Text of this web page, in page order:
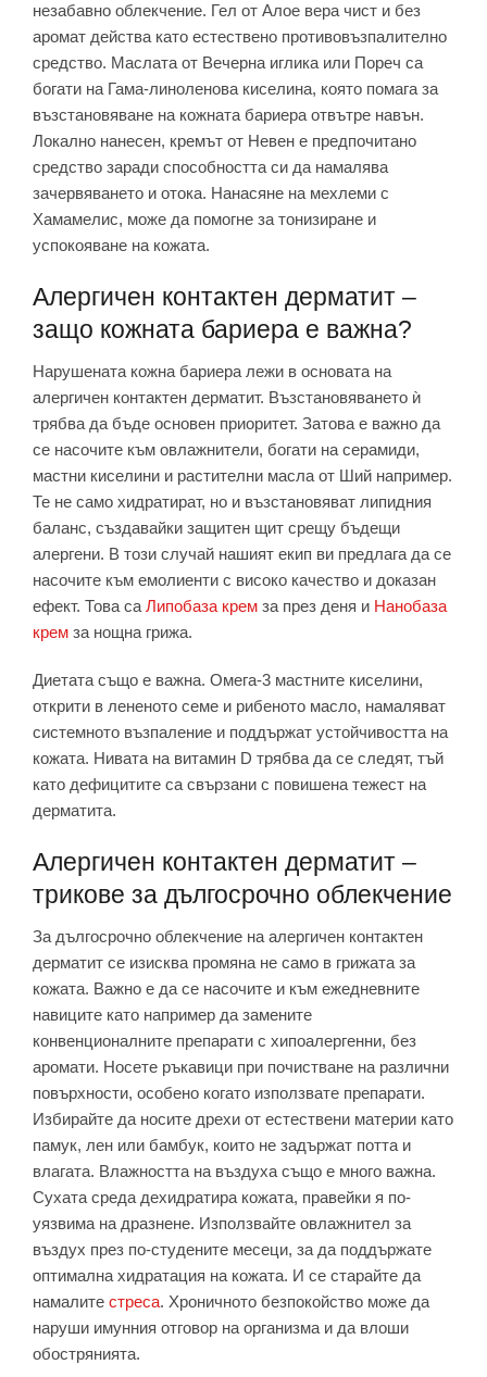
незабавно облекчение. Гел от Алое вера чист и без
аромат действа като естествено противовъзпалително
средство. Маслата от Вечерна иглика или Пореч са
богати на Гама-линоленова киселина, която помага за
възстановяване на кожната бариера отвътре навън.
Локално нанесен, кремът от Невен е предпочитано
средство заради способността си да намалява
зачервяването и отока. Нанасяне на мехлеми с
Хамамелис, може да помогне за тонизиране и
успокояване на кожата.
Алергичен контактен дерматит –
защо кожната бариера е важна?
Нарушената кожна бариера лежи в основата на
алергичен контактен дерматит. Възстановяването ѝ
трябва да бъде основен приоритет. Затова е важно да
се насочите към овлажнители, богати на серамиди,
мастни киселини и растителни масла от Ший например.
Те не само хидратират, но и възстановяват липидния
баланс, създавайки защитен щит срещу бъдещи
алергени. В този случай нашият екип ви предлага да се
насочите към емолиенти с високо качество и доказан
ефект. Това са Липобаза крем за през деня и Нанобаза
крем за нощна грижа.
Диетата също е важна. Омега-3 мастните киселини,
открити в лененото семе и рибеното масло, намаляват
системното възпаление и поддържат устойчивостта на
кожата. Нивата на витамин D трябва да се следят, тъй
като дефицитите са свързани с повишена тежест на
дерматита.
Алергичен контактен дерматит –
трикове за дългосрочно облекчение
За дългосрочно облекчение на алергичен контактен
дерматит се изисква промяна не само в грижата за
кожата. Важно е да се насочите и към ежедневните
навиците като например да замените
конвенционалните препарати с хипоалергенни, без
аромати. Носете ръкавици при почистване на различни
повърхности, особено когато използвате препарати.
Избирайте да носите дрехи от естествени материи като
памук, лен или бамбук, които не задържат потта и
влагата. Влажността на въздуха също е много важна.
Сухата среда дехидратира кожата, правейки я по-
уязвима на дразнене. Използвайте овлажнител за
въздух през по-студените месеци, за да поддържате
оптимална хидратация на кожата. И се старайте да
намалите стреса. Хроничното безпокойство може да
наруши имунния отговор на организма и да влоши
обострянията.